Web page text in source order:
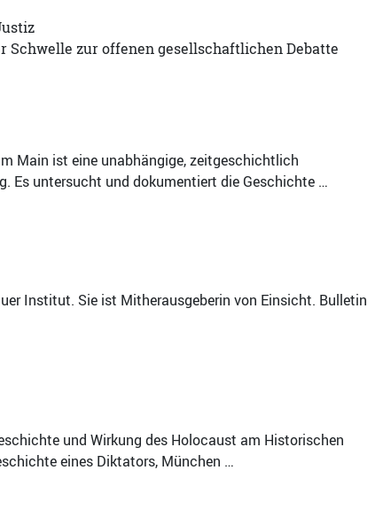
Schwelle zur offenen gesellschaftlichen Debatte
Main ist eine unabhängige, zeitgeschichtlich
Es untersucht und dokumentiert die Geschichte …
Institut. Sie ist Mitherausgeberin von Einsicht. Bulletin
und Wirkung des Holocaust am Historischen
eines Diktators, München …